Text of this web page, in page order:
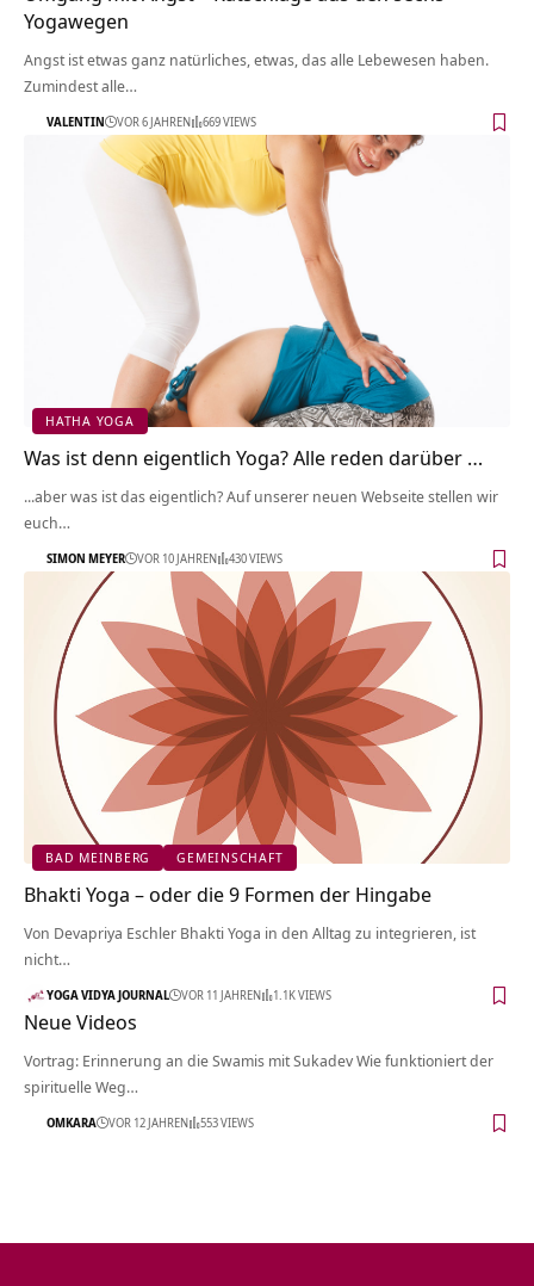
Yogawegen
Angst ist etwas ganz natürliches, etwas, das alle Lebewesen haben.
Zumindest alle…
VALENTIN VOR 6 JAHREN 669 VIEWS
HATHA YOGA
Was ist denn eigentlich Yoga? Alle reden darüber …
...aber was ist das eigentlich? Auf unserer neuen Webseite stellen wir
euch…
SIMON MEYER VOR 10 JAHREN 430 VIEWS
BAD MEINBERG GEMEINSCHAFT
Bhakti Yoga – oder die 9 Formen der Hingabe
Von Devapriya Eschler Bhakti Yoga in den Alltag zu integrieren, ist
nicht…
YOGA VIDYA JOURNAL VOR 11 JAHREN 1.1K VIEWS
Neue Videos
Vortrag: Erinnerung an die Swamis mit Sukadev Wie funktioniert der
spirituelle Weg…
OMKARA VOR 12 JAHREN 553 VIEWS